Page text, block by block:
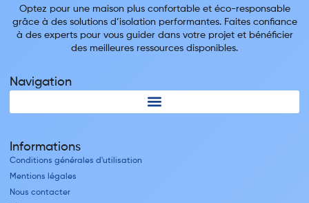
Optez pour une maison plus confortable et éco-responsable
grâce à des solutions d’isolation performantes. Faites confiance
à des experts pour vous guider dans votre projet et bénéficier
des meilleures ressources disponibles.
Navigation
Informations
Conditions générales d'utilisation
Mentions légales
Nous contacter